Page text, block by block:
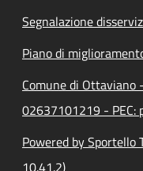
Segnalazione
Piano di
Comune di
02637101219 - PEC:
Powered by Sportello
10.41.2)